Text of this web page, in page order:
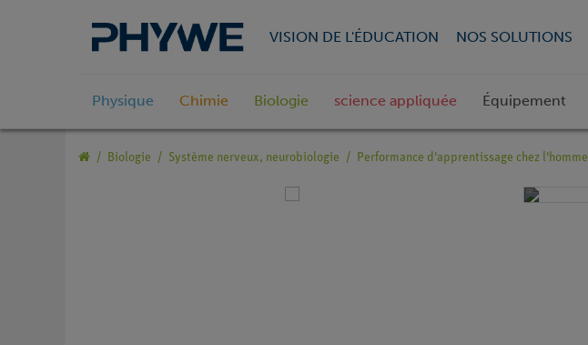
VISION DE L'ÉDUCATION NOS SOLUTIONS
Physique Chimie Biologie science appliquée Équipement
Biologie Système nerveux, neurobiologie Performance d'apprentissage chez l'homme